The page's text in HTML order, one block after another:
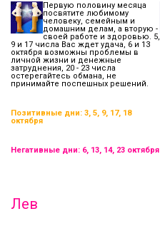
Первую половину месяца
посвятите любимому
человеку, семейным и
домашним делам, а вторую -
своей работе и здоровью. 5,
9 и 17 числа Вас ждет удача, 6 и 13
октября возможны проблемы в
личной жизни и денежные
затруднения, 20 - 23 числа
остерегайтесь обмана, не
принимайте поспешных решений.
Позитивные дни: 3, 5, 9, 17, 18
октября
Негативные дни: 6, 13, 14, 23 октября
Лев